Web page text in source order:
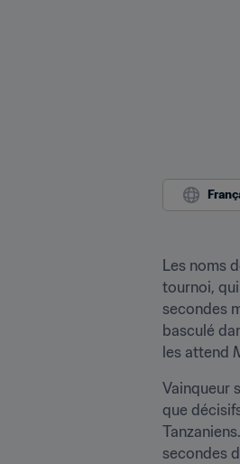
Les noms
tournoi,
secondes
basculé
les attend
Vainqueur
que
secondes